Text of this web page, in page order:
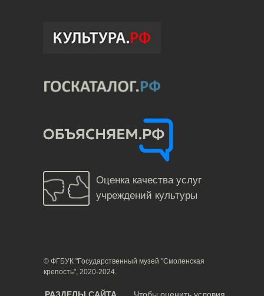
© ФГБУК "Государственный музей "Смоленская
крепость", 2020-2024.
Оценка качества услуг
учреждений культуры